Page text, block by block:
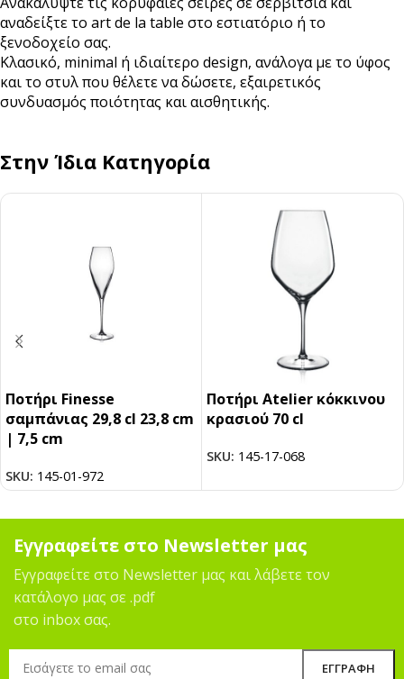
αναδείξτε το art de la table στο εστιατόριο ή το
ξενοδοχείο σας.
Κλασικό, minimal ή ιδιαίτερο design, ανάλογα με το ύφος
και το στυλ που θέλετε να δώσετε, εξαιρετικός
συνδυασμός ποιότητας και αισθητικής.
Στην Ίδια Κατηγορία
Ποτήρι Finesse
σαμπάνιας 29,8 cl 23,8 cm
| 7,5 cm
SKU: 145-01-972
Ποτήρι Atelier κόκκινου
κρασιού 70 cl
SKU: 145-17-068
Εγγραφείτε στο Newsletter μας
Εγγραφείτε στο Newsletter μας και λάβετε τον
κατάλογο μας σε .pdf
στο inbox σας.